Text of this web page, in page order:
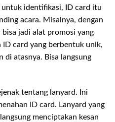
untuk identifikasi, ID card itu
acara. Misalnya, dengan
jadi alat promosi yang
card yang berbentuk unik,
di atasnya. Bisa langsung
tentang lanyard. Ini
ID card. Lanyard yang
menciptakan kesan